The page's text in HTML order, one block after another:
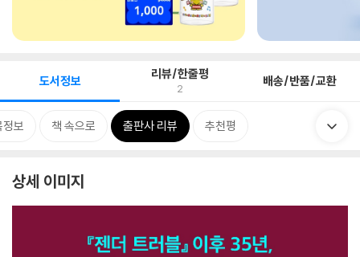
도서정보 리뷰/한줄평
2 배송/반품/교환
정보 책 속으로 출판사 리뷰 추천평
상세 이미지